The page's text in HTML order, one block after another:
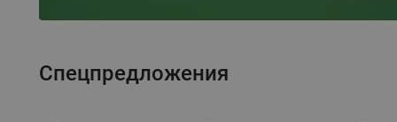
Спецпредложения